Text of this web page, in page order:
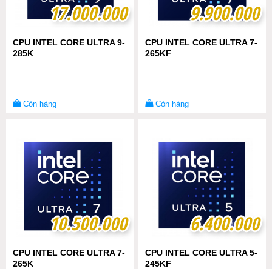
17.000.000
17.000.000
CPU INTEL CORE ULTRA 9-
285K
Còn hàng
9.900.000
9.900.000
CPU INTEL CORE ULTRA 7-
265KF
Còn hàng
10.500.000
10.500.000
CPU INTEL CORE ULTRA 7-
265K
6.400.000
6.400.000
CPU INTEL CORE ULTRA 5-
245KF